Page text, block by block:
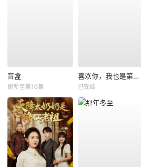
盲盒
更新至第10集
喜欢你，我也是第一部
已完结